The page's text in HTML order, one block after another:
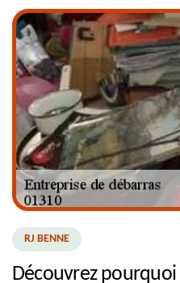
RJ BENNE
Découvrez